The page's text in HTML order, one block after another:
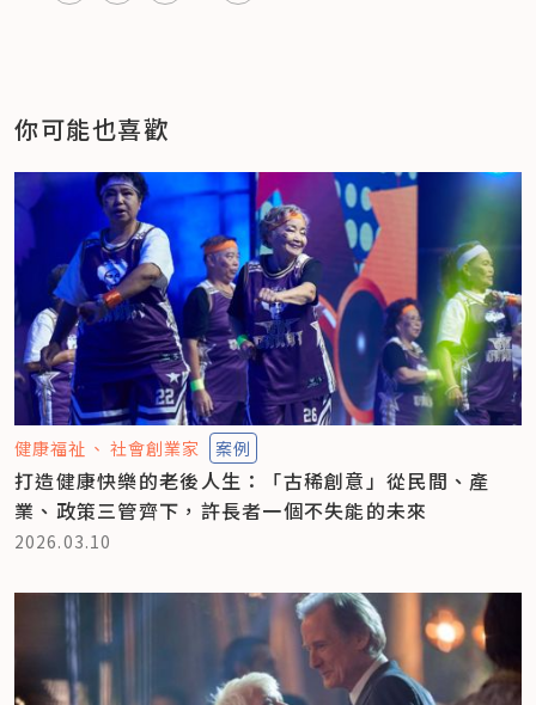
你可能也喜歡
健康福祉 社會創業家 案例
打造健康快樂的老後人生：「古稀創意」從民間、產
業、政策三管齊下，許長者一個不失能的未來
2026.03.10